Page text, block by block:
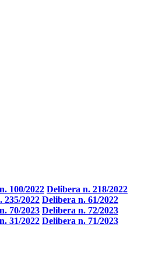
100/2022 Delibera n. 218/2022
235/2022 Delibera n. 61/2022
70/2023 Delibera n. 72/2023
31/2022 Delibera n. 71/2023